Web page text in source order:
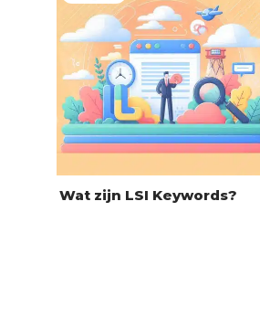
Wat zijn LSI Keywords?